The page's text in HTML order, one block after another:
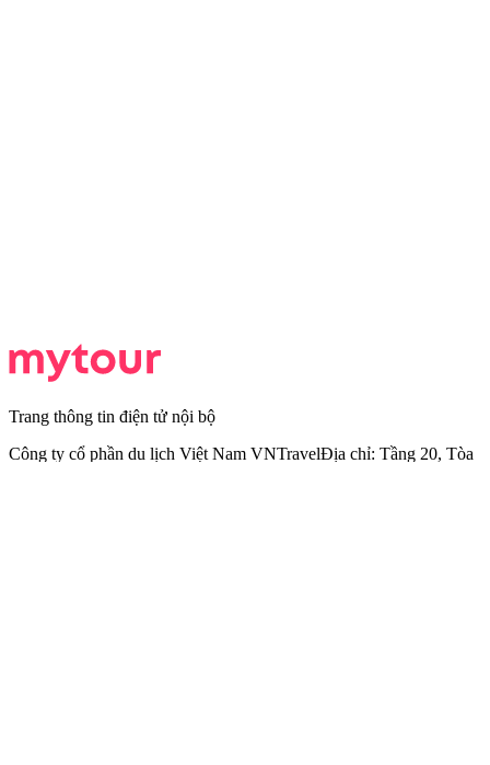
Trang thông tin điện tử nội bộ
Công ty cổ phần du lịch Việt Nam VNTravelĐịa chỉ: Tầng 20, Tòa